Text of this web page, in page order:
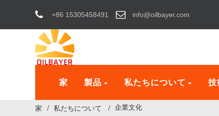
+86 15305458491 info@oilbayer.com
家 製品 私たちについて 技
家 私たちについて 企業文化